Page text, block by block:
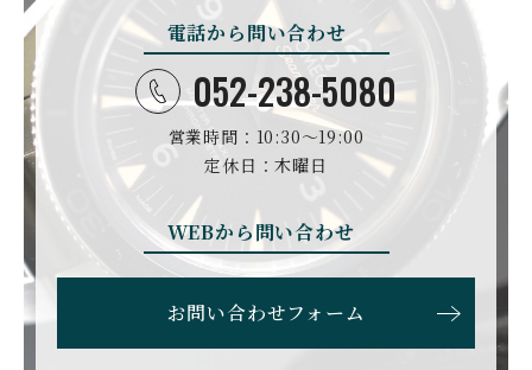
CHOPARD
ショパール
SEIKO
セイコー
GLASHUTTE ORIGINA
グラスヒュッテ・オリジ
CHRONOSWISS
クロノスイス
ALAIN SILBERSTEIN
アラン・シルベスタイン
CITIZEN
シチズン
BLANCPAIN
ブランパン
BOLDR Supply Compan
y
ンパニー
BREGUET
ブレゲ
BREITLING
ブライトリング
BRUNO SOHNLE Glash
utte
ブルーノ・ゾンレー・ グ
ラスヒュッテ
BVLGARI
ブルガリ
電話から問い合わせ
052-238-5080
営業時間：10:30〜19:00
定休日：木曜日
WEBから問い合わせ
お問い合わせフォーム